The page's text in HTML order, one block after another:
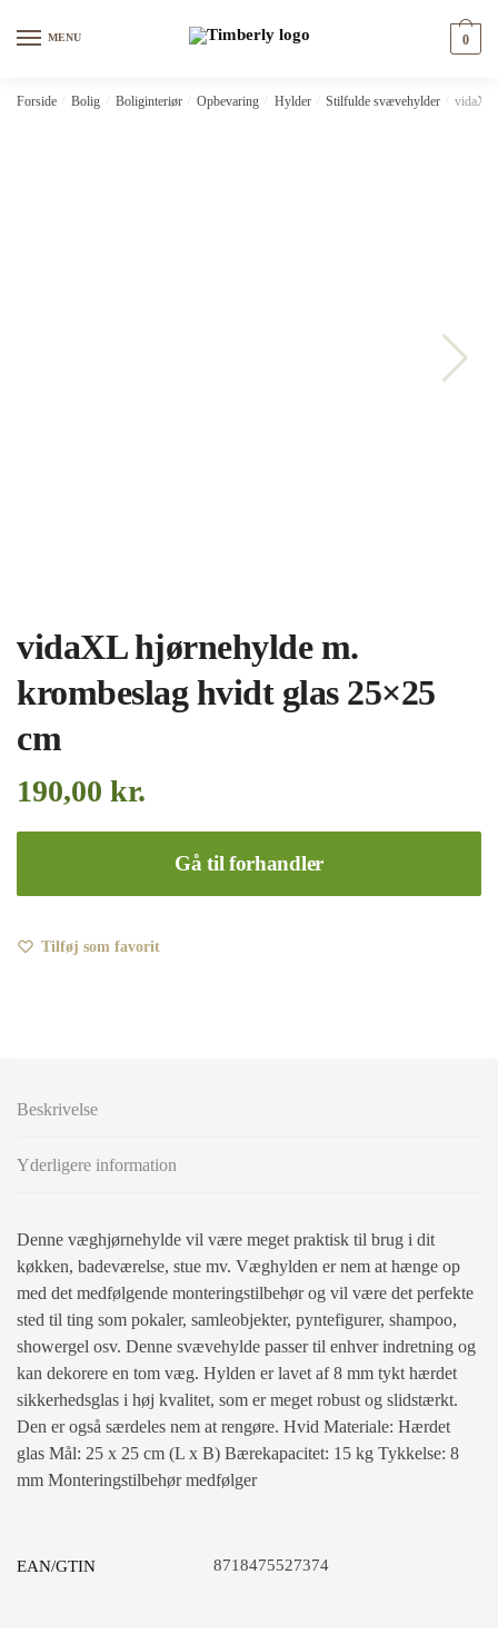
MENU 0
Forside Bolig Boliginteriør Opbevaring Hylder Stilfulde svævehylder vidaXL
vidaXL hjørnehylde m.
krombeslag hvidt glas 25×25
cm
190,00 kr.
Gå til forhandler
Tilføj som favorit
Beskrivelse
Yderligere information
Denne væghjørnehylde vil være meget praktisk til brug i dit
køkken, badeværelse, stue mv. Væghylden er nem at hænge op
med det medfølgende monteringstilbehør og vil være det perfekte
sted til ting som pokaler, samleobjekter, pyntefigurer, shampoo,
showergel osv. Denne svævehylde passer til enhver indretning og
kan dekorere en tom væg. Hylden er lavet af 8 mm tykt hærdet
sikkerhedsglas i høj kvalitet, som er meget robust og slidstærkt.
Den er også særdeles nem at rengøre. Hvid Materiale: Hærdet
glas Mål: 25 x 25 cm (L x B) Bærekapacitet: 15 kg Tykkelse: 8
mm Monteringstilbehør medfølger
EAN/GTIN 8718475527374